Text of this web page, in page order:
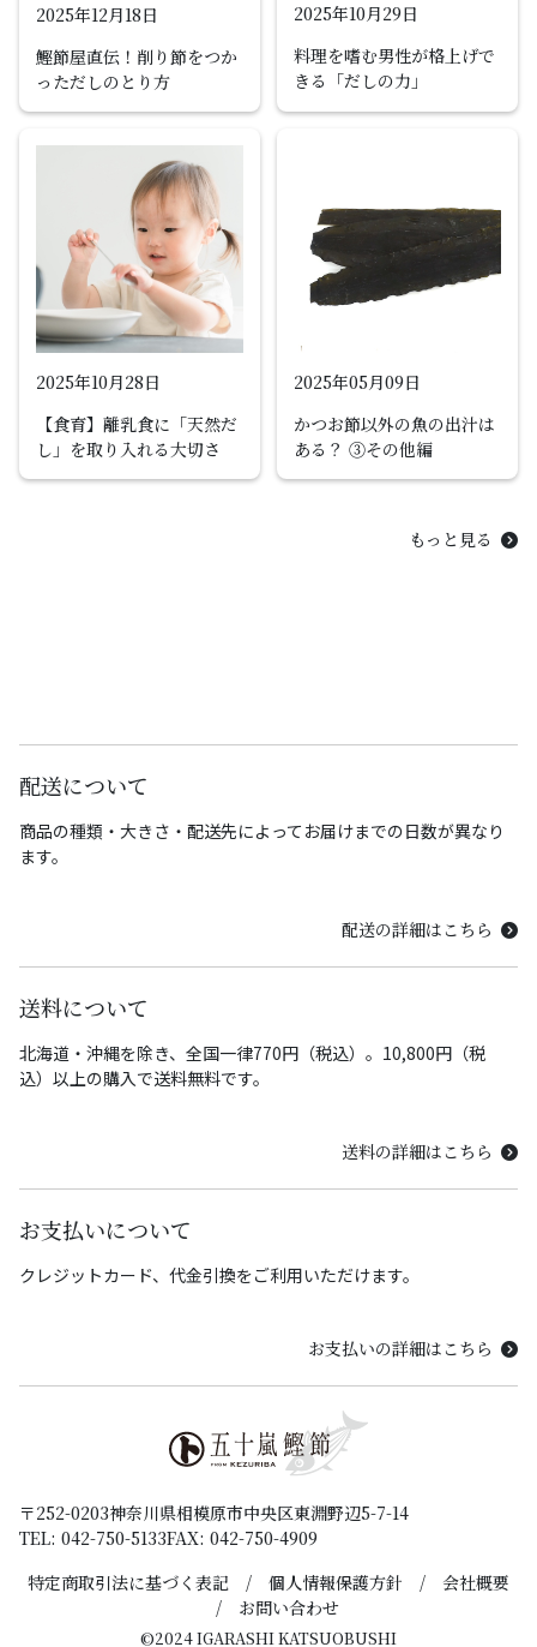
2025年12月18日
鰹節屋直伝！削り節をつか
っただしのとり方
2025年10月29日
料理を嗜む男性が格上げで
きる「だしの力」
2025年10月28日
【食育】離乳食に「天然だ
し」を取り入れる大切さ
2025年05月09日
かつお節以外の魚の出汁は
ある？ ③その他編
もっと見る
配送について
商品の種類・大きさ・配送先によってお届けまでの日数が異なり
ます。
配送の詳細はこちら
送料について
北海道・沖縄を除き、全国一律770円（税込）。10,800円（税
込）以上の購入で送料無料です。
送料の詳細はこちら
お支払いについて
クレジットカード、代金引換をご利用いただけます。
お支払いの詳細はこちら
〒252-0203神奈川県相模原市中央区東淵野辺5-7-14
TEL: 042-750-5133FAX: 042-750-4909
特定商取引法に基づく表記
個人情報保護方針
会社概要
お問い合わせ
©2024 IGARASHI KATSUOBUSHI